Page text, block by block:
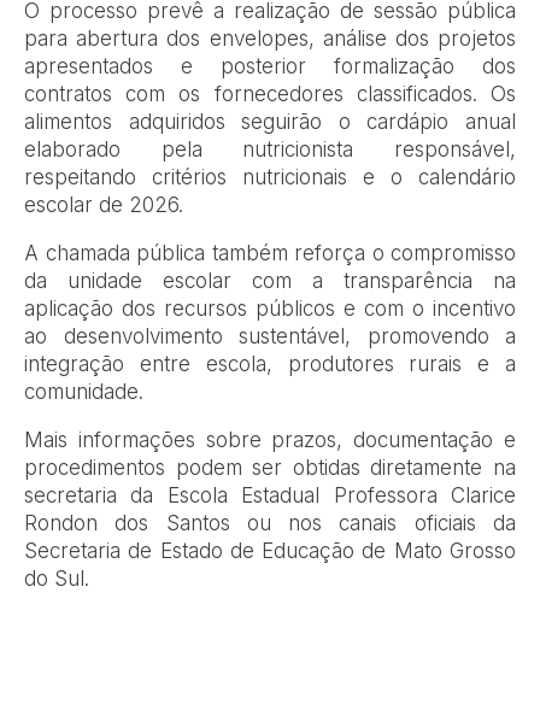
O processo prevê a realização de sessão pública
para abertura dos envelopes, análise dos projetos
apresentados e posterior formalização dos
contratos com os fornecedores classificados. Os
alimentos adquiridos seguirão o cardápio anual
elaborado pela nutricionista responsável,
respeitando critérios nutricionais e o calendário
escolar de 2026.
A chamada pública também reforça o compromisso
da unidade escolar com a transparência na
aplicação dos recursos públicos e com o incentivo
ao desenvolvimento sustentável, promovendo a
integração entre escola, produtores rurais e a
comunidade.
Mais informações sobre prazos, documentação e
procedimentos podem ser obtidas diretamente na
secretaria da Escola Estadual Professora Clarice
Rondon dos Santos ou nos canais oficiais da
Secretaria de Estado de Educação de Mato Grosso
do Sul.